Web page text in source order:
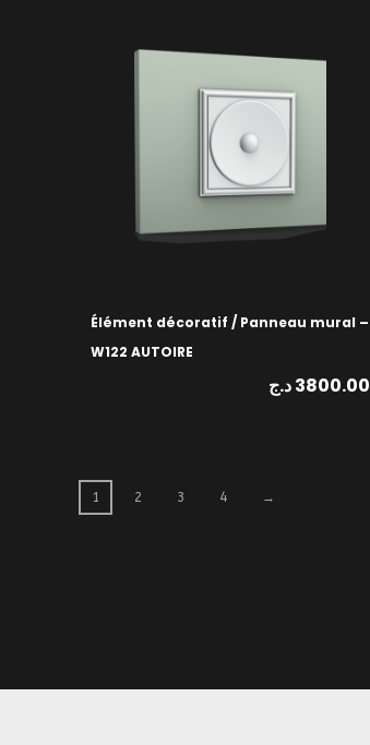
Élément décoratif / Panneau mural –
W122 AUTOIRE
3800.00د.ج
1 2 3 4 →